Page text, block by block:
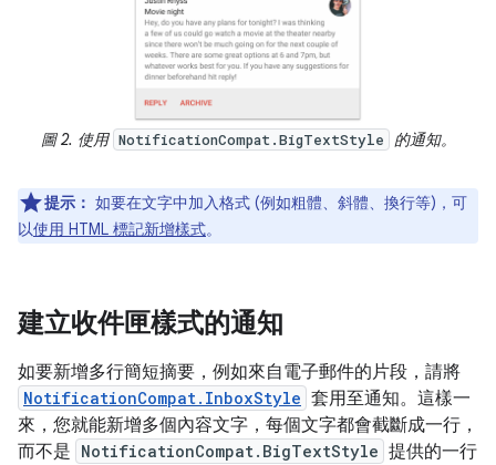
圖 2. 使用 NotificationCompat.BigTextStyle 的通知。
提示： 如要在文字中加入格式 (例如粗體、斜體、換行等)，可
以使用 HTML 標記新增樣式。
建立收件匣樣式的通知
如要新增多行簡短摘要，例如來自電子郵件的片段，請將
NotificationCompat.InboxStyle 套用至通知。這樣一
來，您就能新增多個內容文字，每個文字都會截斷成一行，
而不是 NotificationCompat.BigTextStyle 提供的一行